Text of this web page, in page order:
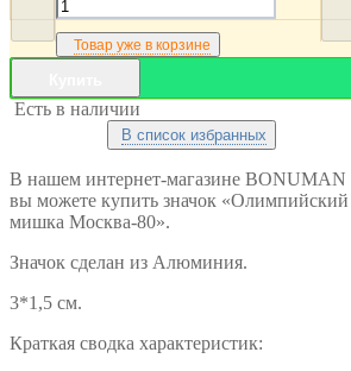
Товар уже в корзине
Есть в наличии
В список избранных
В нашем интернет-магазине BONUMAN
вы можете купить значок «Олимпийский
мишка Москва-80».
Значок сделан из Алюминия.
3*1,5 см.
Краткая сводка характеристик: